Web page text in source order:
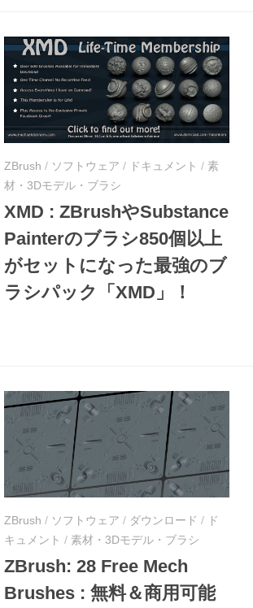
ZBrush / ソフトウェア / ドキュメント / 素
材・3Dモデル・ブラシ
XMD : ZBrushやSubstance
Painterのブラシ850個以上
がセットになった最強のブ
ラシパック「XMD」！
ZBrush / ソフトウェア / ダウンロード / ド
キュメント / 素材・3Dモデル・ブラシ
ZBrush: 28 Free Mech
Brushes : 無料＆商用可能